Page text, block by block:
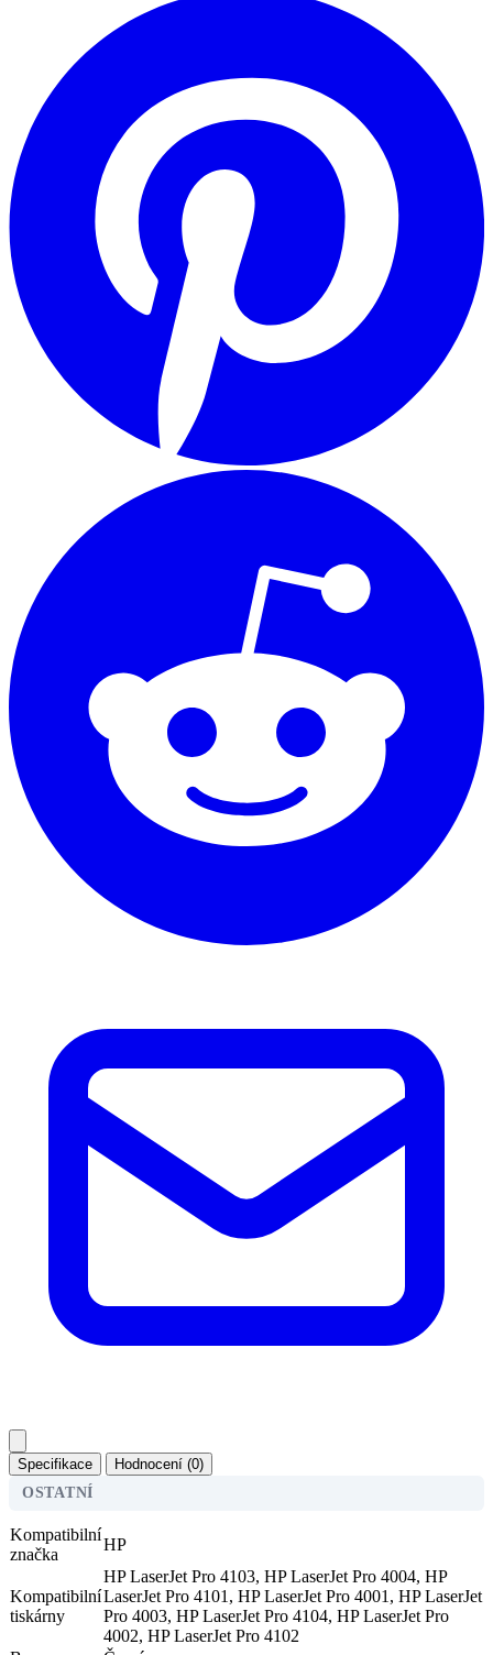
Specifikace
Hodnocení (0)
OSTATNÍ
Kompatibilní
značka
HP
Kompatibilní
tiskárny
HP LaserJet Pro 4103, HP LaserJet Pro 4004, HP
LaserJet Pro 4101, HP LaserJet Pro 4001, HP LaserJet
Pro 4003, HP LaserJet Pro 4104, HP LaserJet Pro
4002, HP LaserJet Pro 4102